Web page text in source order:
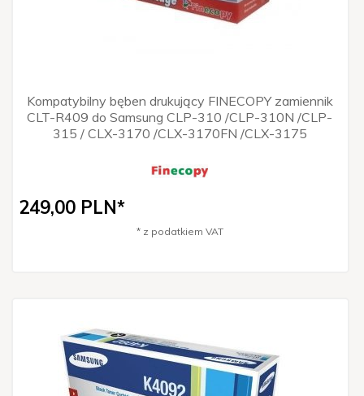
Kompatybilny bęben drukujący FINECOPY zamiennik
CLT-R409 do Samsung CLP-310 /CLP-310N /CLP-
315 / CLX-3170 /CLX-3170FN /CLX-3175
249,00 PLN*
* z podatkiem VAT